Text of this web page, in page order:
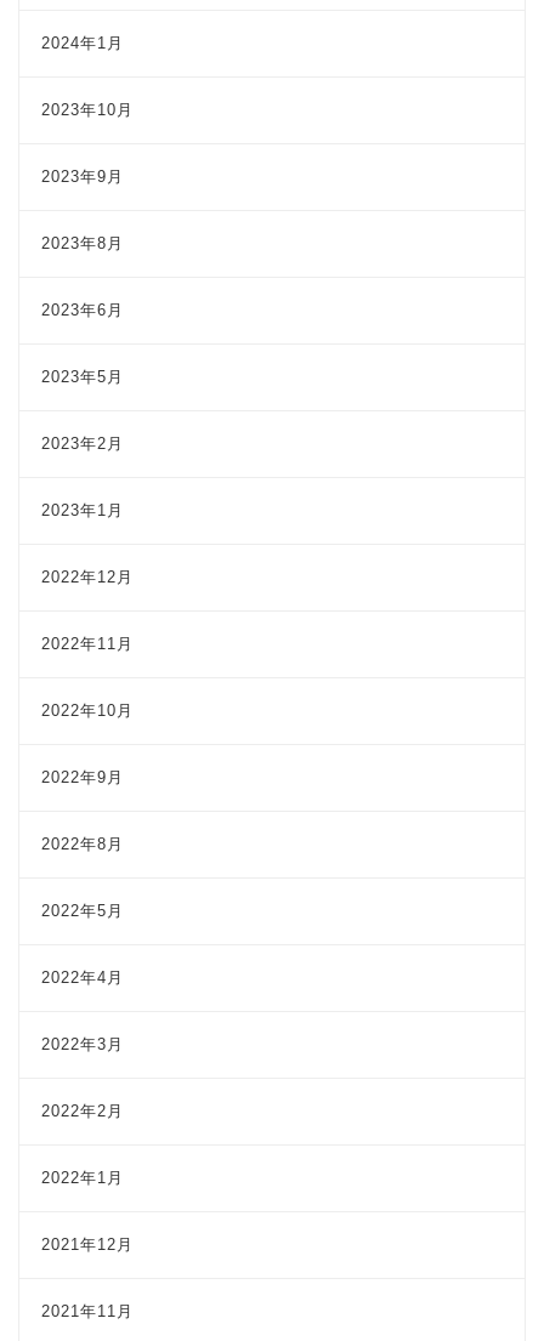
2024年1月
2023年10月
2023年9月
2023年8月
2023年6月
2023年5月
2023年2月
2023年1月
2022年12月
2022年11月
2022年10月
2022年9月
2022年8月
2022年5月
2022年4月
2022年3月
2022年2月
2022年1月
2021年12月
2021年11月